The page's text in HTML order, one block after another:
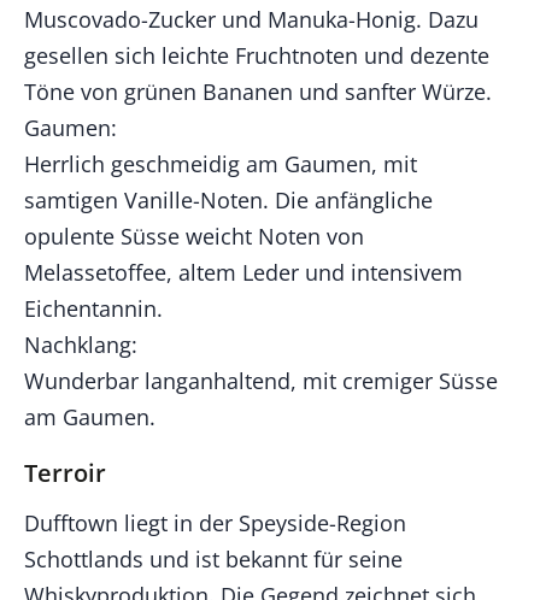
Muscovado-Zucker und Manuka-Honig. Dazu
gesellen sich leichte Fruchtnoten und dezente
Töne von grünen Bananen und sanfter Würze.
Gaumen:
Herrlich geschmeidig am Gaumen, mit
samtigen Vanille-Noten. Die anfängliche
opulente Süsse weicht Noten von
Melassetoffee, altem Leder und intensivem
Eichentannin.
Nachklang:
Wunderbar langanhaltend, mit cremiger Süsse
am Gaumen.
Terroir
Dufftown liegt in der Speyside-Region
Schottlands und ist bekannt für seine